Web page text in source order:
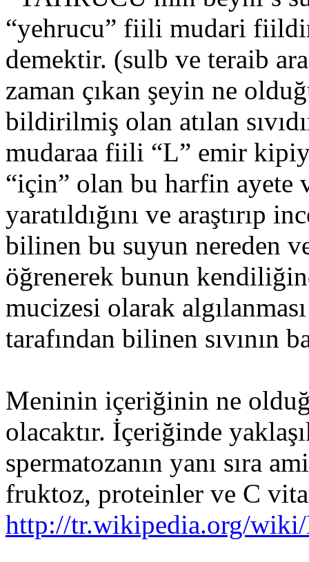
“yehrucu” fiili mudari
demektir. (sulb ve teraib
zaman çıkan şeyin ne
bildirilmiş olan atılan
mudaraa fiili “L” emir
“için” olan bu harfin ayete
yaratıldığını ve araştırıp
bilinen bu suyun nereden
öğrenerek bunun
mucizesi olarak
tarafından bilinen sıvının
Meninin içeriğinin ne
olacaktır. İçeriğinde
spermatozanın yanı sıra
fruktoz, proteinler ve
http://tr.wikipedia.org/